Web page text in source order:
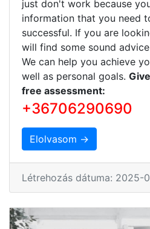
just don't work because
information that you need
successful. If you are
will find some sound
We can help you achieve
well as personal goals.
free assessment:
+36706290690
Elolvasom →
Létrehozás dátuma: 2025-